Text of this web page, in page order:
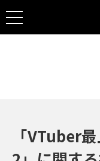
「VTuber